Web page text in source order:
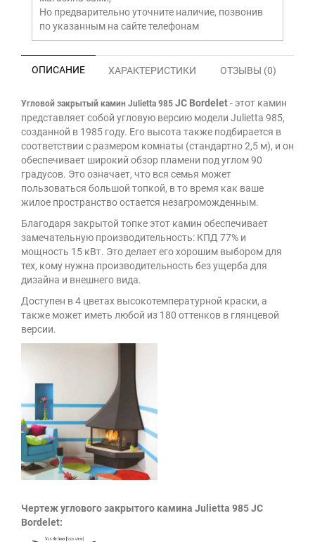
Но предварительно уточните наличие, позвонив
по указанным на сайте телефонам
ОПИСАНИЕ ХАРАКТЕРИСТИКИ ОТЗЫВЫ (0)
Угловой закрытый камин Julietta 985 JC Bordelet- этот камин
представляет собой угловую версию модели Julietta 985,
созданной в 1985 году. Его высота также подбирается в
соответствии с размером комнаты (стандартно 2,5 м), и он
обеспечивает широкий обзор пламени под углом 90
градусов. Это означает, что вся семья может
пользоваться большой топкой, в то время как ваше
жилое пространство остается незагроможденным.
Благодаря закрытой топке этот камин обеспечивает
замечательную производительность: КПД 77% и
мощность 15 кВт. Это делает его хорошим выбором для
тех, кому нужна производительность без ущерба для
дизайна и внешнего вида.
Доступен в 4 цветах высокотемпературной краски, а
также может иметь любой из 180 оттенков в глянцевой
версии.
Чертеж углового закрытого камина Julietta 985 JC
Bordelet: